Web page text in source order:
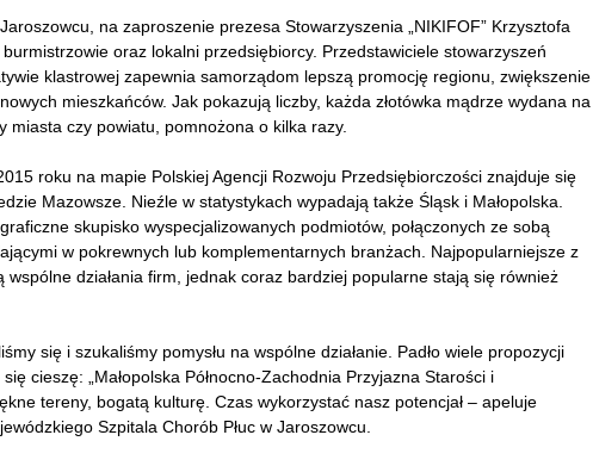
na zaproszenie prezesa Stowarzyszenia „NIKIFOF” Krzysztofa
oraz lokalni przedsiębiorcy. Przedstawiciele stowarzyszeń
klastrowej zapewnia samorządom lepszą promocję regionu, zwiększenie
mieszkańców. Jak pokazują liczby, każda złotówka mądrze wydana na
miasta czy powiatu, pomnożona o kilka razy.
roku na mapie Polskiej Agencji Rozwoju Przedsiębiorczości znajduje się
Mazowsze. Nieźle w statystykach wypadają także Śląsk i Małopolska.
skupisko wyspecjalizowanych podmiotów, połączonych ze sobą
w pokrewnych lub komplementarnych branżach. Najpopularniejsze z
wspólne działania firm, jednak coraz bardziej popularne stają się również
się i szukaliśmy pomysłu na wspólne działanie. Padło wiele propozycji
cieszę: „Małopolska Północno-Zachodnia Przyjazna Starości i
tereny, bogatą kulturę. Czas wykorzystać nasz potencjał – apeluje
Szpitala Chorób Płuc w Jaroszowcu.